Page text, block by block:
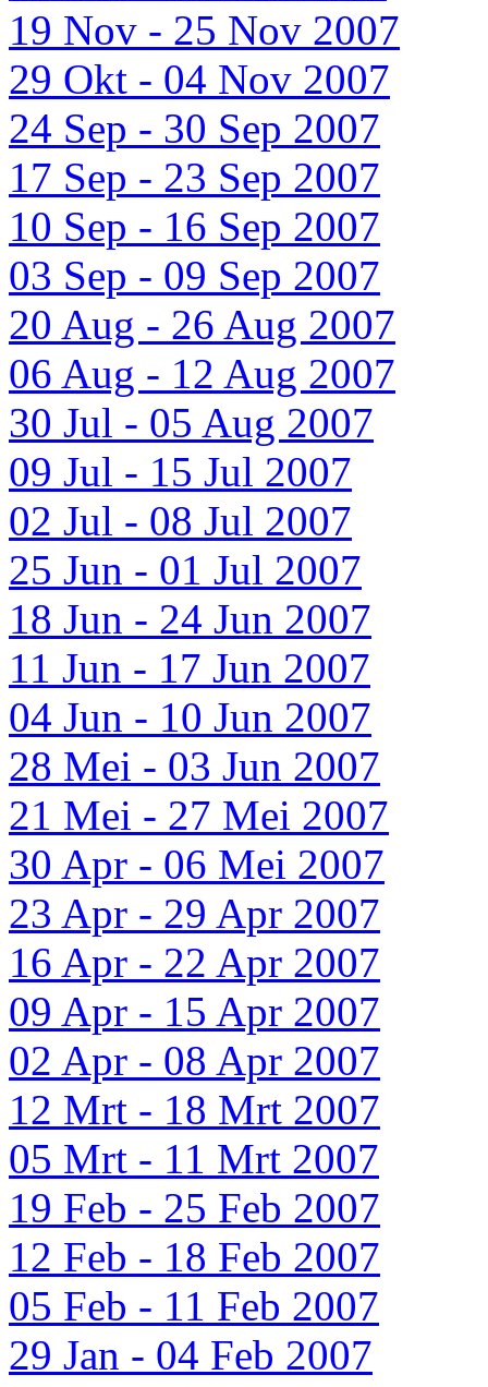
19 Nov - 25 Nov 2007
29 Okt - 04 Nov 2007
24 Sep - 30 Sep 2007
17 Sep - 23 Sep 2007
10 Sep - 16 Sep 2007
03 Sep - 09 Sep 2007
20 Aug - 26 Aug 2007
06 Aug - 12 Aug 2007
30 Jul - 05 Aug 2007
09 Jul - 15 Jul 2007
02 Jul - 08 Jul 2007
25 Jun - 01 Jul 2007
18 Jun - 24 Jun 2007
11 Jun - 17 Jun 2007
04 Jun - 10 Jun 2007
28 Mei - 03 Jun 2007
21 Mei - 27 Mei 2007
30 Apr - 06 Mei 2007
23 Apr - 29 Apr 2007
16 Apr - 22 Apr 2007
09 Apr - 15 Apr 2007
02 Apr - 08 Apr 2007
12 Mrt - 18 Mrt 2007
05 Mrt - 11 Mrt 2007
19 Feb - 25 Feb 2007
12 Feb - 18 Feb 2007
05 Feb - 11 Feb 2007
29 Jan - 04 Feb 2007